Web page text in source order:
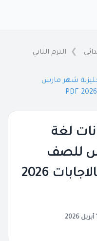
الترم الثاني
شهر مارس
لغة
للصف
الخامس الابتدائي بالاجابات 2026